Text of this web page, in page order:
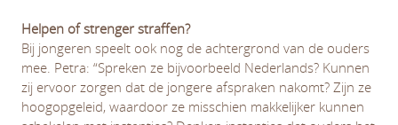
Helpen of strenger straffen?
Bij jongeren speelt ook nog de achtergrond van de ouders
mee. Petra: “Spreken ze bijvoorbeeld Nederlands? Kunnen
zij ervoor zorgen dat de jongere afspraken nakomt? Zijn ze
hoogopgeleid, waardoor ze misschien makkelijker kunnen